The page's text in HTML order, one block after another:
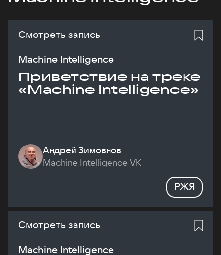
Смотреть запись
Machine Intelligence
Приветствие на треке
«Machine Intelligence»
Андрей Зимовнов
Machine Intelligence VK
РЖЯ
Смотреть запись
Machine Intelligence